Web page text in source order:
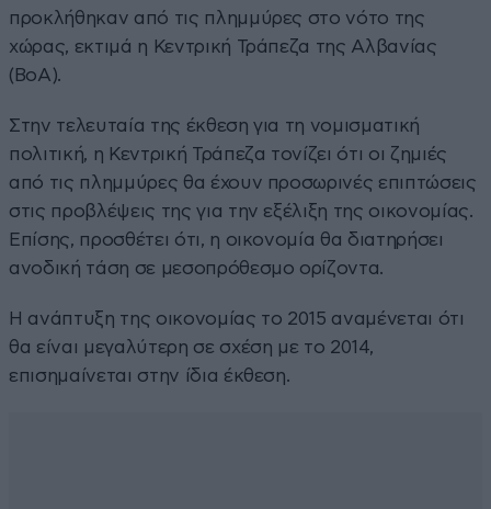
προκλήθηκαν από τις πλημμύρες στο νότο της
χώρας, εκτιμά η Κεντρική Τράπεζα της Αλβανίας
(BoA).
Στην τελευταία της έκθεση για τη νομισματική
πολιτική, η Κεντρική Τράπεζα τονίζει ότι οι ζημιές
από τις πλημμύρες θα έχουν προσωρινές επιπτώσεις
στις προβλέψεις της για την εξέλιξη της οικονομίας.
Επίσης, προσθέτει ότι, η οικονομία θα διατηρήσει
ανοδική τάση σε μεσοπρόθεσμο ορίζοντα.
Η ανάπτυξη της οικονομίας το 2015 αναμένεται ότι
θα είναι μεγαλύτερη σε σχέση με το 2014,
επισημαίνεται στην ίδια έκθεση.